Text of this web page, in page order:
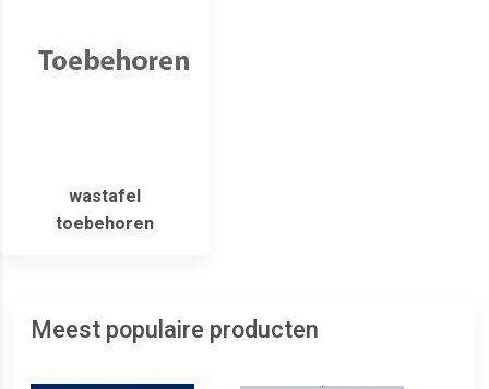
wastafel
toebehoren
Meest populaire producten